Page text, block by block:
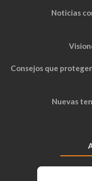
Noticias
Consejos que
Nuevas